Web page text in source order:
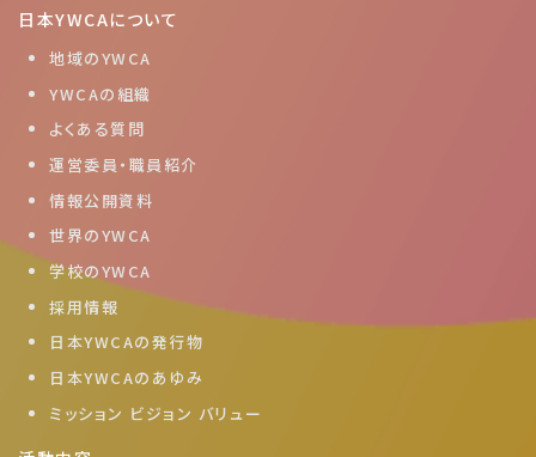
日本YWCAについて
地域のYWCA
YWCAの組織
よくある質問
運営委員・職員紹介
情報公開資料
世界のYWCA
学校のYWCA
採用情報
日本YWCAの発行物
日本YWCAのあゆみ
ミッション ビジョン バリュー